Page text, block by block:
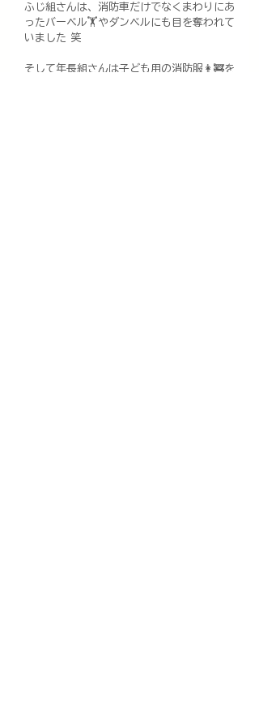
ふじ組さんは、消防車だけでなくまわりにあ
ったバーベル🏋️やダンベルにも目を奪われて
いました 笑
そして年長組さんは子ども用の消防服👩‍🚒を